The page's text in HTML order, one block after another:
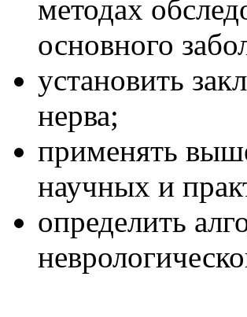
методах
основного
установить
нерва;
применять
научных и
определить